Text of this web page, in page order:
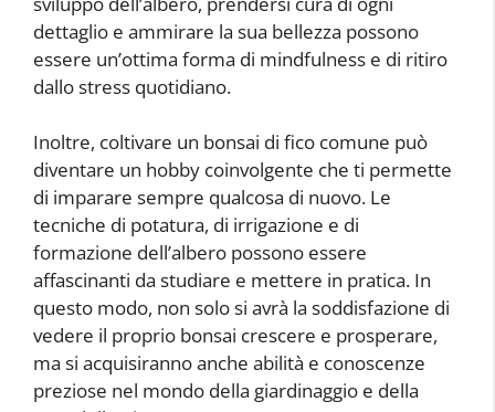
dettaglio e ammirare la sua bellezza possono
essere un’ottima forma di mindfulness e di ritiro
dallo stress quotidiano.
Inoltre, coltivare un bonsai di fico comune può
diventare un hobby coinvolgente che ti permette
di imparare sempre qualcosa di nuovo. Le
tecniche di potatura, di irrigazione e di
formazione dell’albero possono essere
affascinanti da studiare e mettere in pratica. In
questo modo, non solo si avrà la soddisfazione di
vedere il proprio bonsai crescere e prosperare,
ma si acquisiranno anche abilità e conoscenze
preziose nel mondo della giardinaggio e della